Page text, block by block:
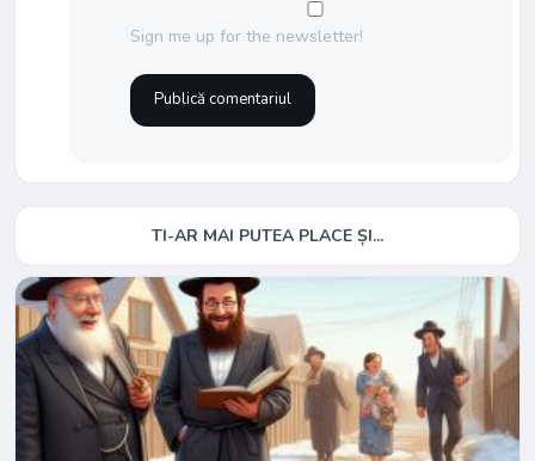
Sign me up for the newsletter!
TI-AR MAI PUTEA PLACE ȘI...